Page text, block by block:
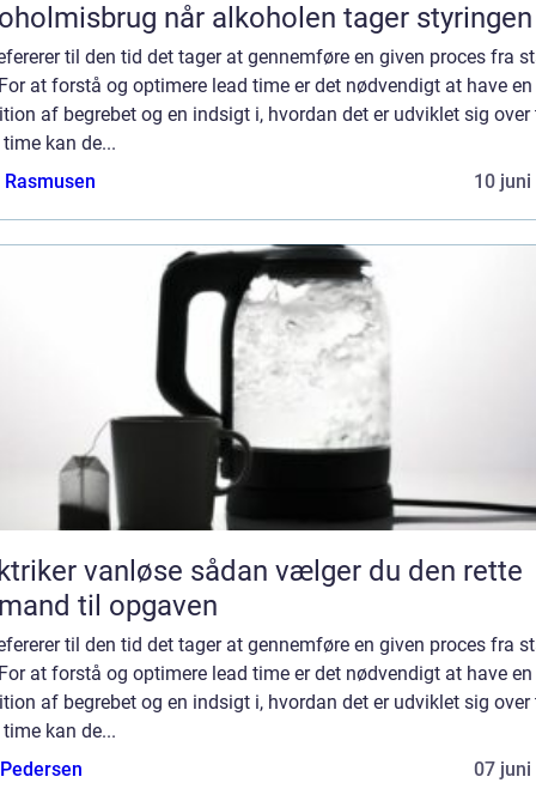
Alkoholmisbrug når alkoholen tager styringen
til den tid det tager at gennemføre en given proces fra
at forstå og optimere lead time er det nødvendigt at have
af begrebet og en indsigt i, hvordan det er udviklet sig over
kan de...
10 juni
vanløse sådan vælger du den rette
til opgaven
til den tid det tager at gennemføre en given proces fra
at forstå og optimere lead time er det nødvendigt at have
af begrebet og en indsigt i, hvordan det er udviklet sig over
kan de...
07 juni